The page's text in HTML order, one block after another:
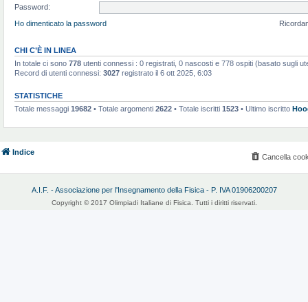
Password:
Ho dimenticato la password
CHI C’È IN LINEA
In totale ci sono 778 utenti connessi : 0 registrati, 0 nascosti e 778 ospiti (basato sugli
Record di utenti connessi: 3027 registrato il 6 ott 2025, 6:03
STATISTICHE
Totale messaggi 19682 • Totale argomenti 2622 • Totale iscritti 1523 • Ultimo iscritto
Indice
Cancella
A.I.F. - Associazione per l'Insegnamento della Fisica - P. IVA 01906200207
Copyright © 2017 Olimpiadi Italiane di Fisica. Tutti i diritti riservati.